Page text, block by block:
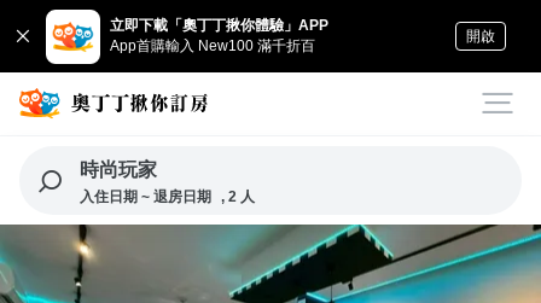
立即下載「奧丁丁揪你體驗」APP
App首購輸入 New100 滿千折百
開啟
時尚玩家
入住日期 ~ 退房日期 , 2 人